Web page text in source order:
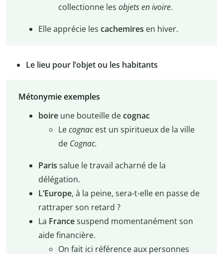
collectionne les objets en ivoire.
Elle apprécie les cachemires en hiver.
Le lieu pour l’objet ou les habitants
Métonymie exemples
boireune bouteille decognac
Lecognacest un spiritueux de la ville
de Cognac.
Paris salue le travail acharné de la
délégation.
L’Europe, à la peine, sera-t-elle en passe de
rattraper son retard ?
La Francesuspend momentanément son
aide financière.
On fait ici référence aux personnes